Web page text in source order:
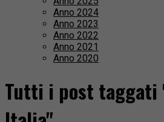
Anno 2024
Anno 2023
Anno 2022
Anno 2021
Anno 2020
Tutti i post taggati